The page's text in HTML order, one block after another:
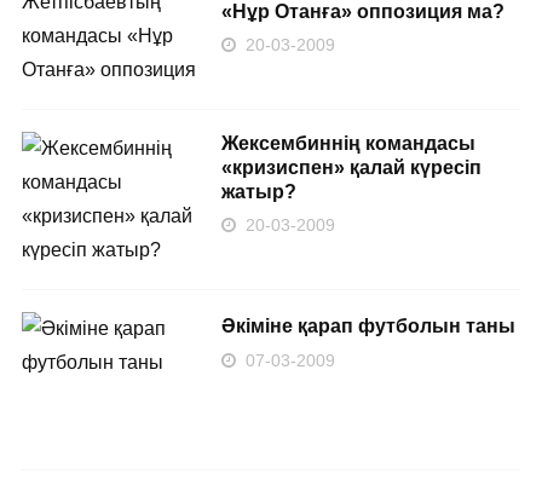
«Нұр Отанға» оппозиция ма?
20-03-2009
Жексембиннің командасы
«кризиспен» қалай күресіп
жатыр?
20-03-2009
Әкіміне қарап футболын таны
07-03-2009